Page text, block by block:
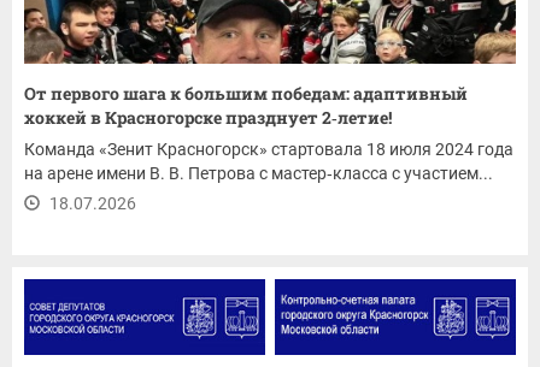
От первого шага к большим победам: адаптивный
хоккей в Красногорске празднует 2‑летие!
Команда «Зенит Красногорск» стартовала 18 июля 2024 года
на арене имени В. В. Петрова с мастер‑класса с участием...
18.07.2026